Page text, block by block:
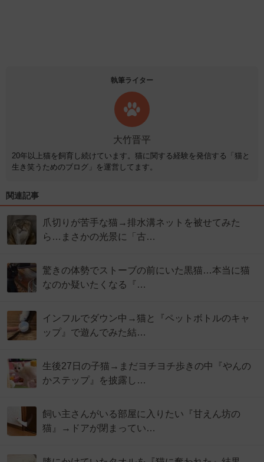
執筆ライター
大竹晋平
20年以上猫を飼育し続けています。猫に関する経験を発信する「猫と
生き笑うためのブログ」を運営してます。
関連記事
爪切りが苦手な猫→排水溝ネットを被せてみた
ら…まさかの光景に「古…
驚きの体勢でストーブの前にいた黒猫…本当に猫
なのか疑いたくなる『…
インフルでダウン中→猫と『ペットボトルのキャ
ップ』で遊んでみた結…
生後27日の子猫→まだヨチヨチ歩きの中『やんの
かステップ』を披露し…
飼い主さんがいる部屋に入りたい『甘えん坊の
猫』→ドアが閉まってい…